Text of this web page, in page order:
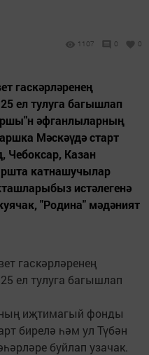
1107 0 0
гаскәрләренең
ел тулуга багышлап
әфганлыларның
Мәскәүдә старт
Чебоксар, Казан
катнашучылар
истәлегенә
"Родина" мәдәният
гаскәрләренең
ел тулуга багышлап
иҗтимагый фонды
бирелә һәм ул Түбән
буйлап узачак.